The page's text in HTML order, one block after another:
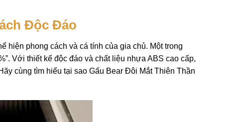
Độc Đáo
hiện phong cách và cá tính của gia chủ. Một trong
Với thiết kế độc đáo và chất liệu nhựa ABS cao cấp,
cùng tìm hiểu tại sao Gấu Bear Đôi Mắt Thiên Thần